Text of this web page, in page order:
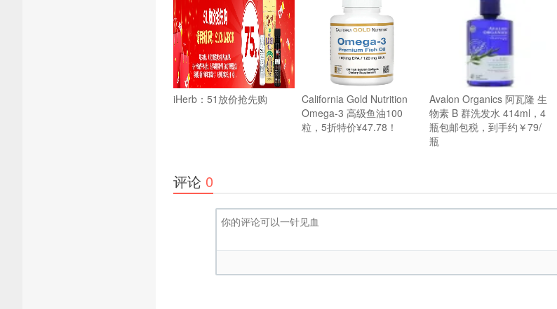
iHerb：51放价抢先购
California Gold Nutrition
Omega-3 高级鱼油100
粒，5折特价¥47.78！
Avalon Organics 阿瓦隆 生
物素 B 群洗发水 414ml，4
瓶包邮包税，到手约￥79/
瓶
评论 0